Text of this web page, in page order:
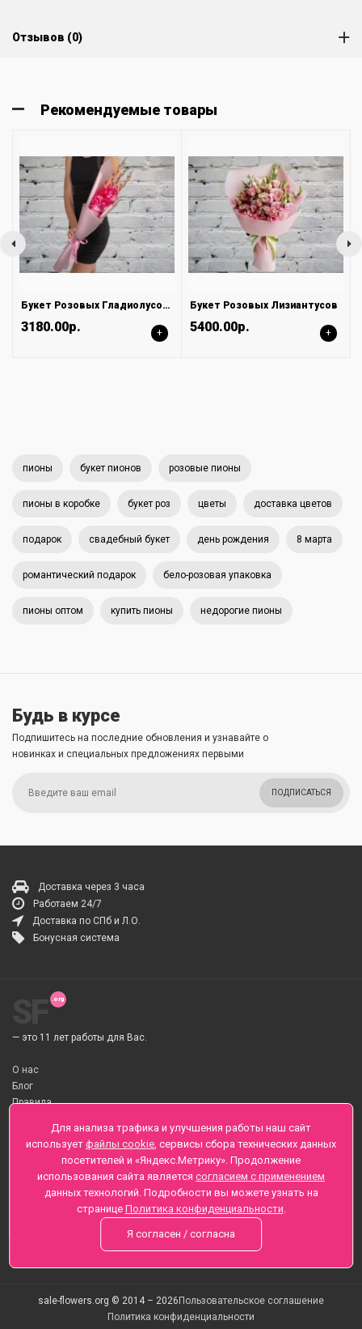
Отзывов (0)
Рекомендуемые товары
Букет Розовых Гладиолусов в Матовой упаковке
3180.00р. +
Букет Розовых Лизиантусов
5400.00р. +
пионы букет пионов розовые пионы
пионы в коробке букет роз цветы доставка цветов
подарок свадебный букет день рождения 8 марта
романтический подарок бело-розовая упаковка
пионы оптом купить пионы недорогие пионы
Будь в курсе
Подпишитесь на последние обновления и узнавайте о
новинках и специальных предложениях первыми
ПОДПИСАТЬСЯ
Доставка через 3 часа
Работаем 24/7
Доставка по СПб и Л.О.
Бонусная система
— это 11 лет работы для Вас.
О нас
Блог
Правила
О Доставке цветов
Оплата
Телеграмм
Санкт-Петербург ул. Заозерная д.6 , Лиговский пр., 65
+7 (812) 425-01-16
Вопросы? Звоните круглосуточно, без выходных
sale-flowers.org © 2014 – 2026 Пользовательское соглашение
Политика конфиденциальности
Для анализа трафика и улучшения работы наш сайт
использует файлы cookie, сервисы сбора технических данных
посетителей и «Яндекс.Метрику». Продолжение
использования сайта является согласием с применением
данных технологий. Подробности вы можете узнать на
странице Политика конфиденциальности.
Я согласен / согласна